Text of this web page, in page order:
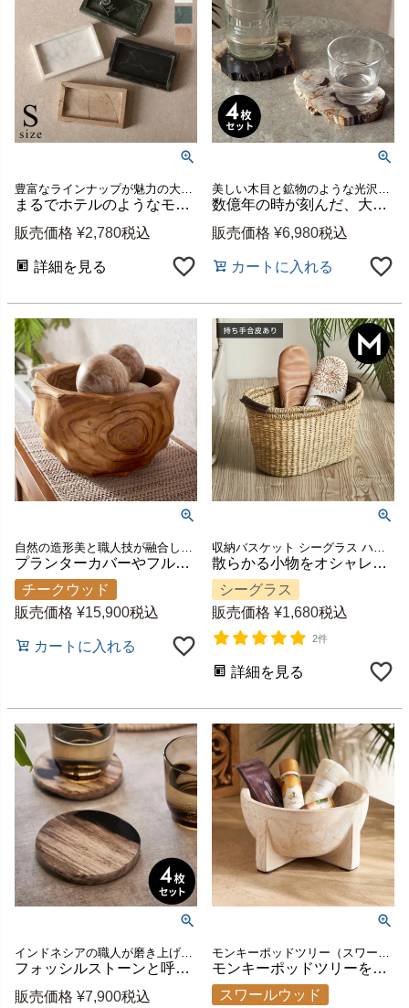
まるでホテルのようなモダンで上品な空間に格上げできるシンプルで洗練された天然大理石の小物入れトレー【MARVERA-マーヴェラ】トレイSサイズ [34652]
販売価格 ¥2,780税込
詳細を見る
数億年の時が刻んだ、大地の記憶。木の化石でできた丸いコースター[4点セット](14317)
販売価格 ¥6,980税込
カートに入れる
プランターカバーやフルーツボウルに使えるチークウッドから削り出した木彫りの木製マルチボウル（スパイク) [14271]
チークウッド
販売価格 ¥15,900税込
カートに入れる
散らかる小物をオシャレに収納できるシーグラスで編まれたハンドル付きかごバスケット（オーバル）Mサイズ [vn51374]
シーグラス
販売価格 ¥1,680税込
2件
詳細を見る
フォッシルストーンと呼ばれる木の化石で作られた丸いコースター4枚セット [14248]
販売価格 ¥7,900税込
モンキーポッドツリーを彫って作られた木彫りの小物入れボウル[14249]
スワールウッド